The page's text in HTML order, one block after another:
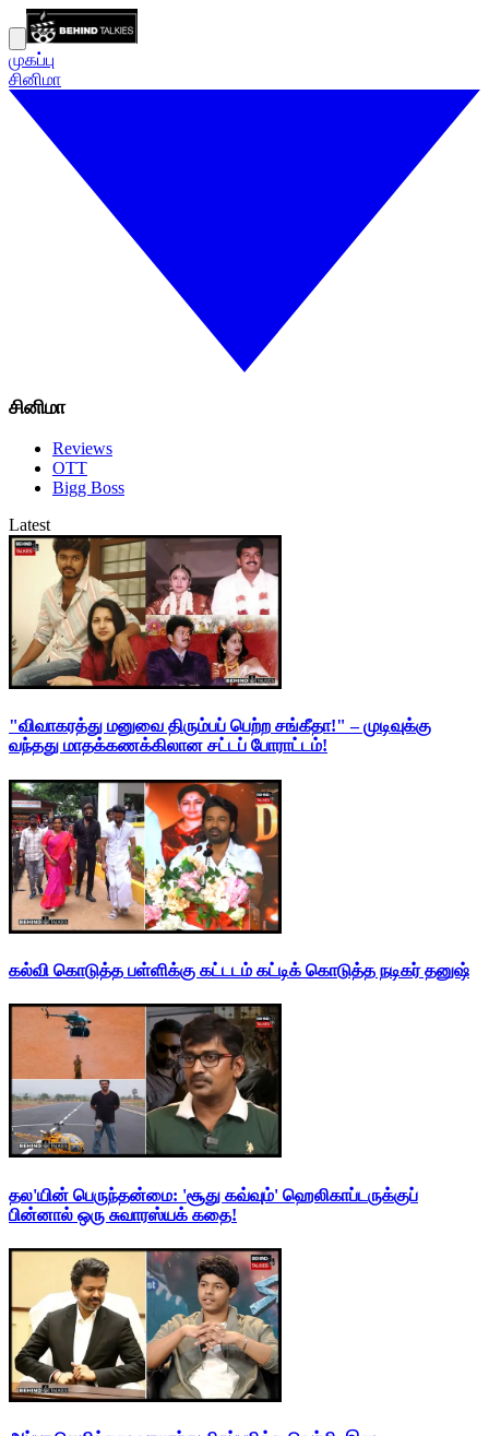
முகப்பு
சினிமா
சினிமா
Reviews
OTT
Bigg Boss
Latest
"விவாகரத்து மனுவை திரும்பப் பெற்ற சங்கீதா!" – முடிவுக்கு
வந்தது மாதக்கணக்கிலான சட்டப் போராட்டம்!
கல்வி கொடுத்த பள்ளிக்கு கட்டடம் கட்டிக் கொடுத்த நடிகர் தனுஷ்
தல'யின் பெருந்தன்மை: 'சூது கவ்வும்' ஹெலிகாப்டருக்குப்
பின்னால் ஒரு சுவாரஸ்யக் கதை!